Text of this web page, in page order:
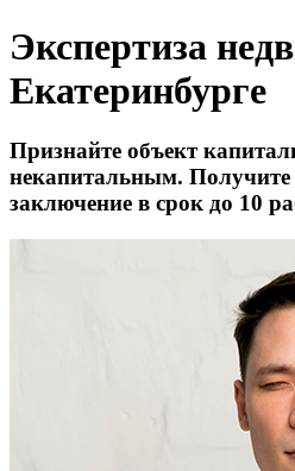
Экспертиза
Екатеринбурге
Признайте объект
некапитальным. Получите
заключение в срок до 10